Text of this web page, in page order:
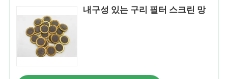
내구성 있는 구리 필터 스크린 망